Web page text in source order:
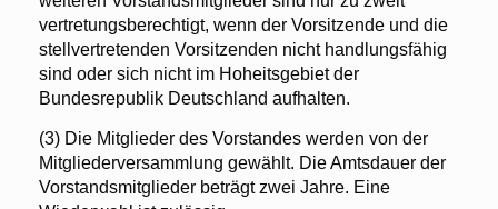
vertretungsberechtigt, wenn der Vorsitzende und die
stellvertretenden Vorsitzenden nicht handlungsfähig
sind oder sich nicht im Hoheitsgebiet der
Bundesrepublik Deutschland aufhalten.
(3) Die Mitglieder des Vorstandes werden von der
Mitgliederversammlung gewählt. Die Amtsdauer der
Vorstandsmitglieder beträgt zwei Jahre. Eine